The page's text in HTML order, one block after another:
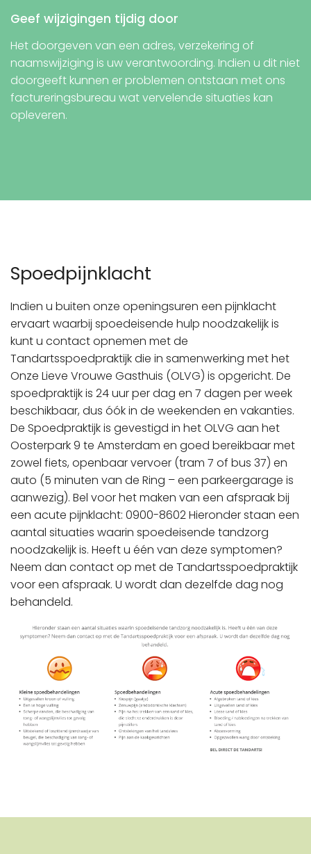
Geef wijzigingen tijdig door
Het doorgeven van een adres, verzekering of
naamswijziging is uw verantwoording. Indien u dit niet
doorgeeft kunnen er problemen ontstaan met ons
factureringsbureau wat vervelende situaties kan
opleveren.
Spoedpijnklacht
Indien u buiten onze openingsuren een pijnklacht
ervaart waarbij spoedeisende hulp noodzakelijk is
kunt u contact opnemen met de
Tandartsspoedpraktijk die in samenwerking met het
Onze Lieve Vrouwe Gasthuis (OLVG) is opgericht. De
spoedpraktijk is 24 uur per dag en 7 dagen per week
beschikbaar, dus óók in de weekenden en vakanties.
De Spoedpraktijk is gevestigd in het OLVG aan het
Oosterpark 9 te Amsterdam en goed bereikbaar met
zowel fiets, openbaar vervoer (tram 7 of bus 37) en
auto (5 minuten van de Ring – een parkeergarage is
aanwezig). Bel voor het maken van een afspraak bij
een acute pijnklacht: 0900-8602 Hieronder staan een
aantal situaties waarin spoedeisende tandzorg
noodzakelijk is. Heeft u één van deze symptomen?
Neem dan contact op met de Tandartsspoedpraktijk
voor een afspraak. U wordt dan dezelfde dag nog
behandeld.